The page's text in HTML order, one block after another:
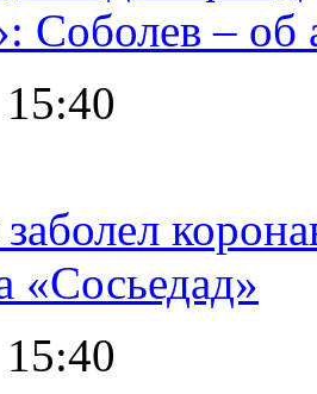
Соболев – об
«Сосьедад»